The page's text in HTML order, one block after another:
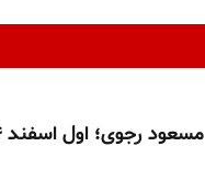
مسعود رجوی؛ اول اسفند ۱۴۰۴